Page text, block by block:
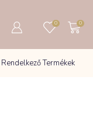
0 0
Rendelkező Termékek